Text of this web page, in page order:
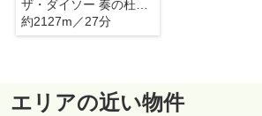
約2127m／27分
エリアの近い物件